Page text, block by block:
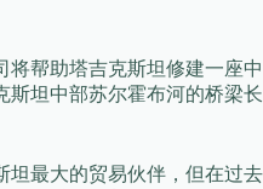
将帮助塔吉克斯坦修建一座中
斯坦中部苏尔霍布河的桥梁长
坦最大的贸易伙伴，但在过去